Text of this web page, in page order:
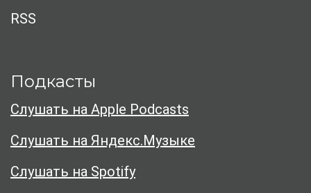
RSS
Подкасты
Слушать на Apple Podcasts
Слушать на Яндекс.Музыке
Слушать на Spotify